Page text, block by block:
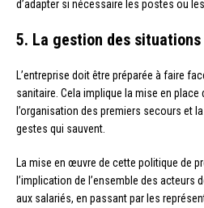
d’adapter si nécessaire les postes ou
5. La gestion des situations
L’entreprise doit être préparée à faire
sanitaire. Cela implique la mise en place
l’organisation des premiers secours et
gestes qui sauvent.
La mise en œuvre de cette politique de
l’implication de l’ensemble des acteurs
aux salariés, en passant par les